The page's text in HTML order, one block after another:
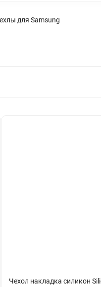
для Samsung
Чехол накладка силикон